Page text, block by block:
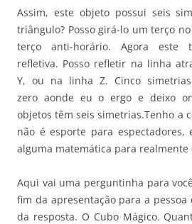
Assim, este objeto possui seis
triângulo? Posso girá-lo um terço
terço anti-horário. Agora este
refletiva. Posso refletir na linha
Y, ou na linha Z. Cinco
zero aonde eu o ergo e deixo
objetos têm seis simetrias.Tenho a
não é esporte para espectadores,
alguma matemática para realmente
Aqui vai uma perguntinha para
fim da apresentação para a
da resposta. O Cubo Mágico.